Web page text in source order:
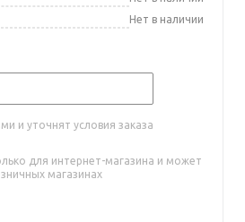
Нет в наличии
и уточнят условия заказа
для интернет-магазина и может
магазинах